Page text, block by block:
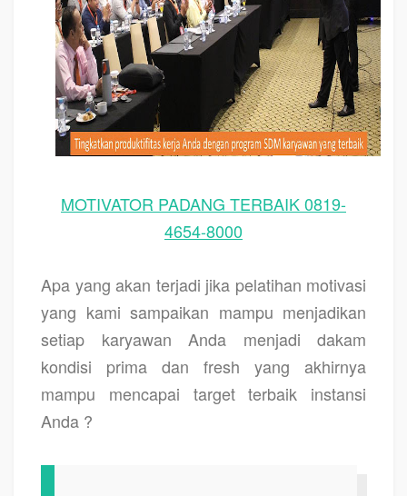
MOTIVATOR PADANG TERBAIK 0819-
4654-8000
Apa yang akan terjadi jika pelatihan motivasi
yang kami sampaikan mampu menjadikan
setiap karyawan Anda menjadi dakam
kondisi prima dan fresh yang akhirnya
mampu mencapai target terbaik instansi
Anda ?